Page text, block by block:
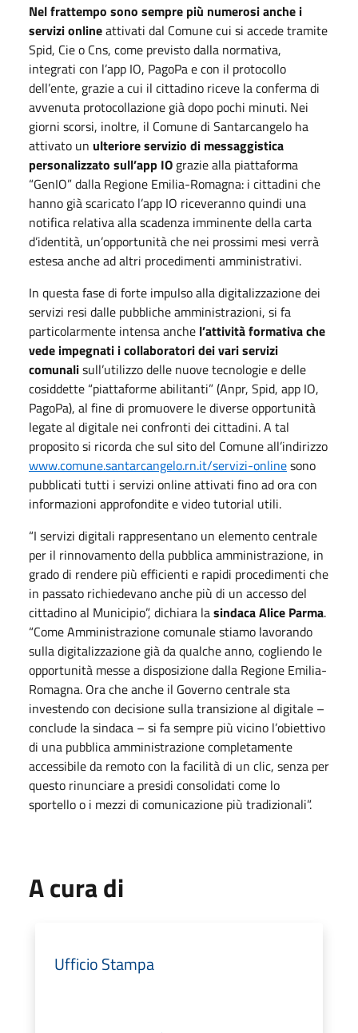
Nel frattempo sono sempre più numerosi anche i
servizi onlineattivati dal Comune cui si accede tramite
Spid, Cie o Cns, come previsto dalla normativa,
integrati con l’app IO, PagoPa e con il protocollo
dell’ente, grazie a cui il cittadino riceve la conferma di
avvenuta protocollazione già dopo pochi minuti. Nei
giorni scorsi, inoltre, il Comune di Santarcangelo ha
attivato un ulteriore servizio di messaggistica
personalizzato sull’app IO grazie alla piattaforma
“GenIO” dalla Regione Emilia-Romagna: i cittadini che
hanno già scaricato l’app IO riceveranno quindi una
notifica relativa alla scadenza imminente della carta
d’identità, un’opportunità che nei prossimi mesi verrà
estesa anche ad altri procedimenti amministrativi.
In questa fase di forte impulso alla digitalizzazione dei
servizi resi dalle pubbliche amministrazioni, si fa
particolarmente intensa anche l’attività formativa che
vede impegnati i collaboratori dei vari servizi
comunalisull’utilizzo delle nuove tecnologie e delle
cosiddette “piattaforme abilitanti” (Anpr, Spid, app IO,
PagoPa), al fine di promuovere le diverse opportunità
legate al digitale nei confronti dei cittadini. A tal
proposito si ricorda che sul sito del Comune all’indirizzo
www.comune.santarcangelo.rn.it/servizi-onlinesono
pubblicati tutti i servizi online attivati fino ad ora con
informazioni approfondite e video tutorial utili.
“I servizi digitali rappresentano un elemento centrale
per il rinnovamento della pubblica amministrazione, in
grado di rendere più efficienti e rapidi procedimenti che
in passato richiedevano anche più di un accesso del
cittadino al Municipio”, dichiara lasindaca Alice Parma.
“Come Amministrazione comunale stiamo lavorando
sulla digitalizzazione già da qualche anno, cogliendo le
opportunità messe a disposizione dalla Regione Emilia-
Romagna. Ora che anche il Governo centrale sta
investendo con decisione sulla transizione al digitale –
conclude la sindaca – si fa sempre più vicino l’obiettivo
di una pubblica amministrazione completamente
accessibile da remoto con la facilità di un clic, senza per
questo rinunciare a presidi consolidati come lo
sportello o i mezzi di comunicazione più tradizionali”.
A cura di
Ufficio Stampa